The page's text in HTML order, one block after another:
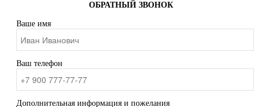
ОБРАТНЫЙ ЗВОНОК
Ваше имя
Ваш телефон
Дополнительная информация и пожелания